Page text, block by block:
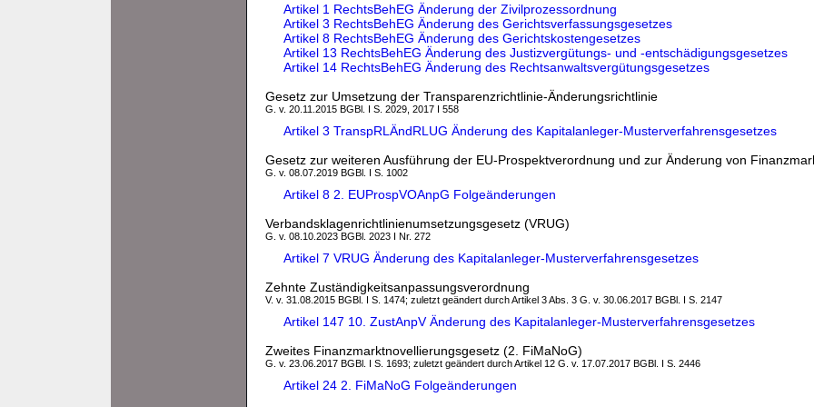
Artikel 1 RechtsBehEG Änderung der Zivilprozessordnung
Artikel 3 RechtsBehEG Änderung des Gerichtsverfassungsgesetzes
Artikel 8 RechtsBehEG Änderung des Gerichtskostengesetzes
Artikel 13 RechtsBehEG Änderung des Justizvergütungs- und -entschädigungsgesetzes
Artikel 14 RechtsBehEG Änderung des Rechtsanwaltsvergütungsgesetzes
Gesetz zur Umsetzung der Transparenzrichtlinie-Änderungsrichtlinie
G. v. 20.11.2015 BGBl. I S. 2029, 2017 I 558
Artikel 3 TranspRLÄndRLUG Änderung des Kapitalanleger-Musterverfahrensgesetzes
Gesetz zur weiteren Ausführung der EU-Prospektverordnung und zur Änderung von
G. v. 08.07.2019 BGBl. I S. 1002
Artikel 8 2. EUProspVOAnpG Folgeänderungen
Verbandsklagenrichtlinienumsetzungsgesetz (VRUG)
G. v. 08.10.2023 BGBl. 2023 I Nr. 272
Artikel 7 VRUG Änderung des Kapitalanleger-Musterverfahrensgesetzes
Zehnte Zuständigkeitsanpassungsverordnung
V. v. 31.08.2015 BGBl. I S. 1474; zuletzt geändert durch Artikel 3 Abs. 3 G. v. 30.06.2017 BGBl. I S. 2147
Artikel 147 10. ZustAnpV Änderung des Kapitalanleger-Musterverfahrensgesetzes
Zweites Finanzmarktnovellierungsgesetz (2. FiMaNoG)
G. v. 23.06.2017 BGBl. I S. 1693; zuletzt geändert durch Artikel 12 G. v. 17.07.2017 BGBl. I S. 2446
Artikel 24 2. FiMaNoG Folgeänderungen